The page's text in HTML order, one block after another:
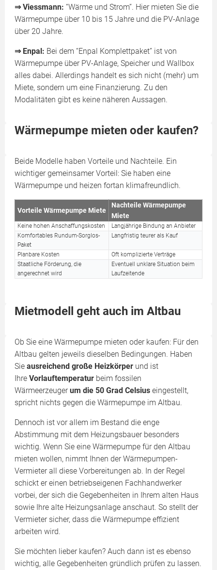
⇒ Viessmann: “Wärme und Strom”. Hier mieten Sie die
Wärmepumpe über 10 bis 15 Jahre und die PV-Anlage
über 20 Jahre.
⇒ Enpal: Bei dem “Enpal Komplettpaket” ist von
Wärmepumpe über PV-Anlage, Speicher und Wallbox
alles dabei. Allerdings handelt es sich nicht (mehr) um
Miete, sondern um eine Finanzierung. Zu den
Modalitäten gibt es keine näheren Aussagen.
Wärmepumpe mieten oder kaufen?
Beide Modelle haben Vorteile und Nachteile. Ein
wichtiger gemeinsamer Vorteil: Sie haben eine
Wärmepumpe und heizen fortan klimafreundlich.
Vorteile Wärmepumpe Miete
Nachteile Wärmepumpe
Miete
Keine hohen Anschaffungskosten
Langjährige Bindung an Anbieter
Komfortables Rundum-Sorglos-
Paket
Langfristig teurer als Kauf
Planbare Kosten
Oft komplizierte Verträge
Staatliche Förderung, die
angerechnet wird
Eventuell unklare Situation beim
Laufzeitende
Mietmodell geht auch im Altbau
Ob Sie eine Wärmepumpe mieten oder kaufen: Für den
Altbau gelten jeweils dieselben Bedingungen. Haben
Sie ausreichend große Heizkörper und ist
Ihre Vorlauftemperatur beim fossilen
Wärmeerzeugerum die 50 Grad Celsius eingestellt,
spricht nichts gegen die Wärmepumpe im Altbau.
Dennoch ist vor allem im Bestand die enge
Abstimmung mit dem Heizungsbauer besonders
wichtig. Wenn Sie eine Wärmepumpe für den Altbau
mieten wollen, nimmt Ihnen der Wärmepumpen-
Vermieter all diese Vorbereitungen ab. In der Regel
schickt er einen betriebseigenen Fachhandwerker
vorbei, der sich die Gegebenheiten in Ihrem alten Haus
sowie Ihre alte Heizungsanlage anschaut. So stellt der
Vermieter sicher, dass die Wärmepumpe effizient
arbeiten wird.
Sie möchten lieber kaufen? Auch dann ist es ebenso
wichtig, alle Gegebenheiten gründlich prüfen zu lassen.